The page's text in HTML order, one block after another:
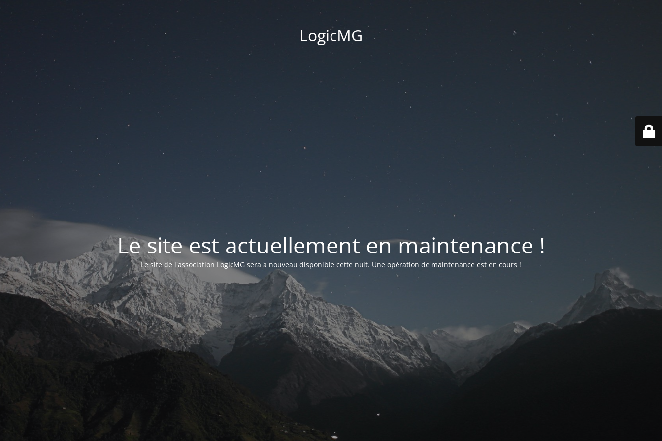
LogicMG
Le site est actuellement en maintenance !
Le site de l'association LogicMG sera à nouveau disponible cette nuit. Une opération de maintenance est en cours !